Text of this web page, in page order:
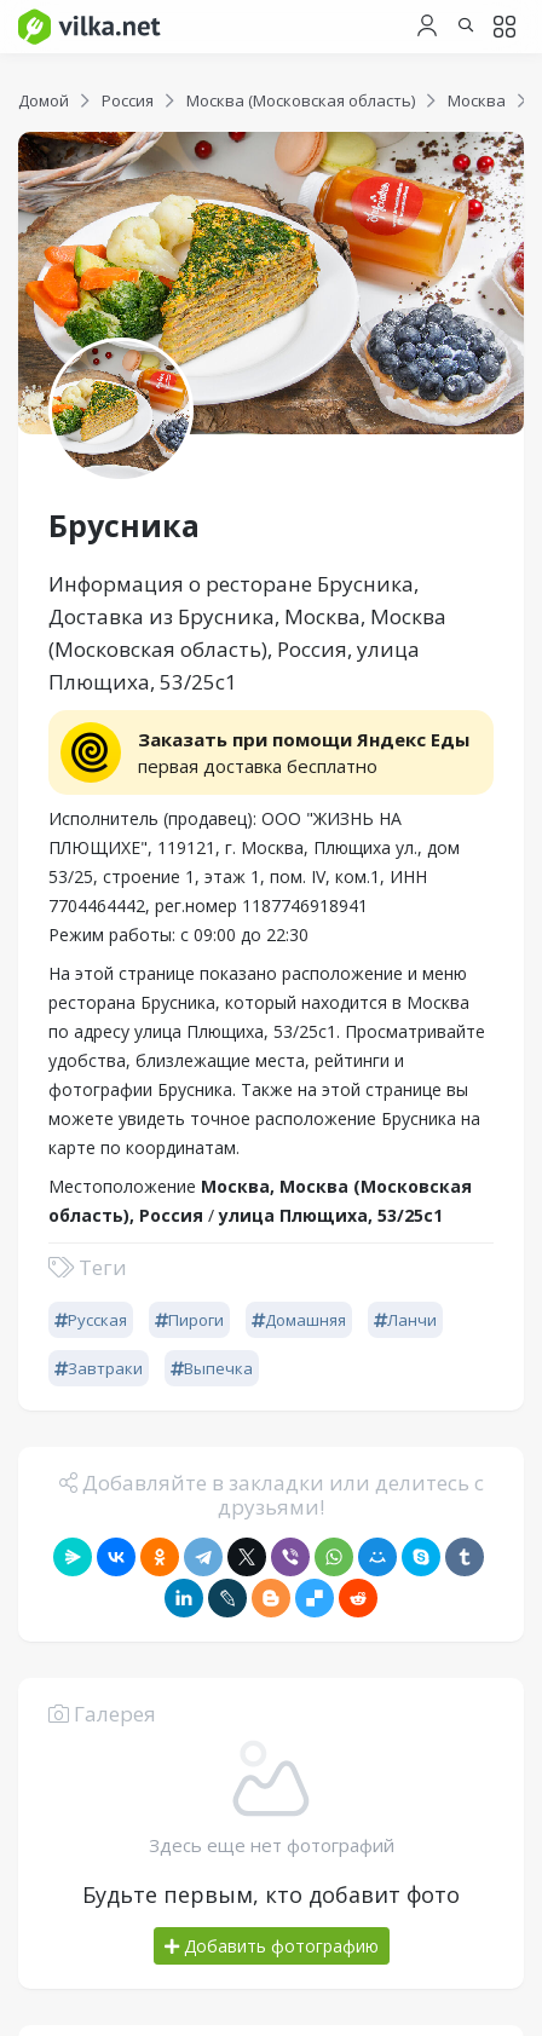
Домой Россия Москва (Московская область) Москва
Брусника
Информация о ресторане Брусника,
Доставка из Брусника, Москва, Москва
(Московская область), Россия, улица
Плющиха, 53/25с1
Заказать при помощи Яндекс Еды
первая доставка бесплатно
Исполнитель (продавец): ООО "ЖИЗНЬ НА
ПЛЮЩИХЕ", 119121, г. Москва, Плющиха ул., дом
53/25, строение 1, этаж 1, пом. IV, ком.1, ИНН
7704464442, рег.номер 1187746918941
Режим работы: с 09:00 до 22:30
На этой странице показано расположение и меню
ресторана Брусника, который находится в Москва
по адресу улица Плющиха, 53/25с1. Просматривайте
удобства, близлежащие места, рейтинги и
фотографии Брусника. Также на этой странице вы
можете увидеть точное расположение Брусника на
карте по координатам.
Местоположение Москва, Москва (Московская
область), Россия /улица Плющиха, 53/25с1
Теги
Русская Пироги Домашняя Ланчи
Завтраки Выпечка
Добавляйте в закладки или делитесь с
друзьями!
Галерея
Здесь еще нет фотографий
Будьте первым, кто добавит фото
Добавить фотографию